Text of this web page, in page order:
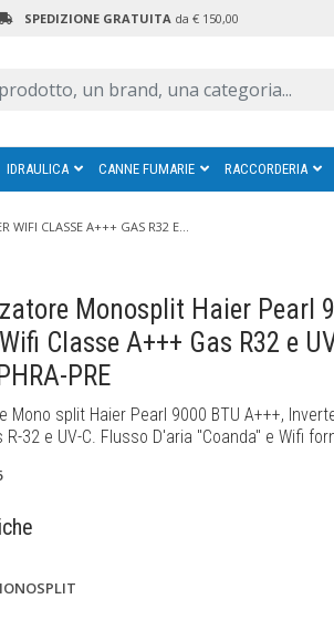
SPEDIZIONE GRATUITA da € 150,00
IDRAULICA CANNE FUMARIE RACCORDERIA
WIFI CLASSE A+++ GAS R32 E...
Monosplit Haier Pearl
Classe A+++ Gas R32 e
PRE
Mono split Haier Pearl 9000 BTU A+++,
R-32 e UV-C. Flusso D'aria "Coanda" e Wifi